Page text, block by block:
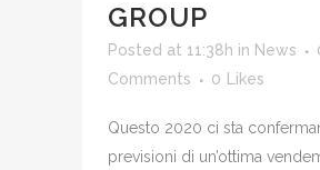
GROUP
Posted at 11:38h in News
Comments
0 Likes
Questo 2020 ci sta
previsioni di un’ottima